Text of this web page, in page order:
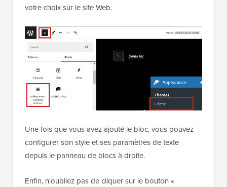
votre choix sur le site Web.
Une fois que vous avez ajouté le bloc, vous pouvez
configurer son style et ses paramètres de texte
depuis le panneau de blocs à droite.
Enfin, n'oubliez pas de cliquer sur le bouton «